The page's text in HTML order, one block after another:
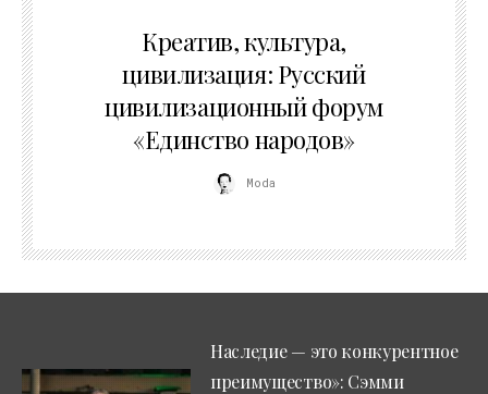
Креатив, культура,
цивилизация: Русский
цивилизационный форум
«Единство народов»
Moda
Наследие — это конкурентное
преимущество»: Сэмми